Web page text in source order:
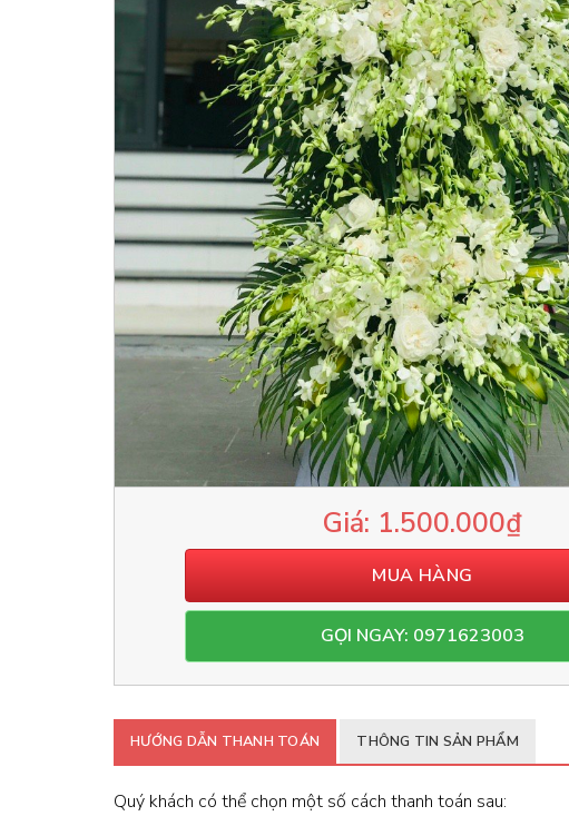
1.500.000₫
MUA HÀNG
GỌI NGAY: 0971623003
HƯỚNG DẪN THANH TOÁN THÔNG TIN SẢN PHẨM
Quý khách có thể chọn một số cách thanh toán sau: